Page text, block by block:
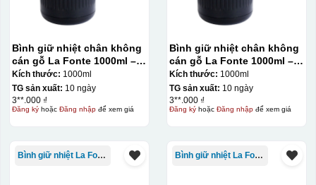
Bình giữ nhiệt chân không
cán gỗ La Fonte 1000ml –
011679
Kích thước: 1000ml
TG sản xuất: 10 ngày
3**.000 ₫
Đăng kýhoặc Đăng nhậpđể xem giá
Bình giữ nhiệt chân không
cán gỗ La Fonte 1000ml –
011679
Kích thước: 1000ml
TG sản xuất: 10 ngày
3**.000 ₫
Đăng kýhoặc Đăng nhậpđể xem giá
Bình giữ nhiệt La Fonte Bình giữ nhiệt La Fonte